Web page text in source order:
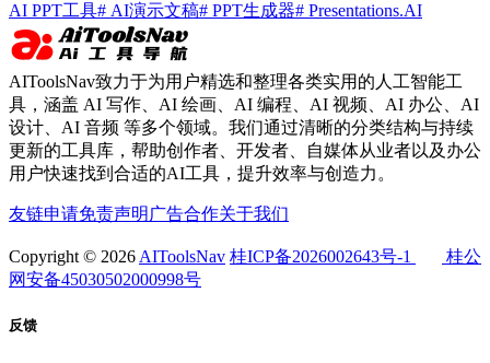
AI PPT工具# AI演示文稿# PPT生成器# Presentations.AI
AIToolsNav致力于为用户精选和整理各类实用的人工智能工
具，涵盖 AI 写作、AI 绘画、AI 编程、AI 视频、AI 办公、AI
设计、AI 音频 等多个领域。我们通过清晰的分类结构与持续
更新的工具库，帮助创作者、开发者、自媒体从业者以及办公
用户快速找到合适的AI工具，提升效率与创造力。
友链申请免责声明 广告合作关于我们
Copyright © 2026 AIToolsNav 桂ICP备2026002643号-1
桂公
网安备45030502000998号
反馈